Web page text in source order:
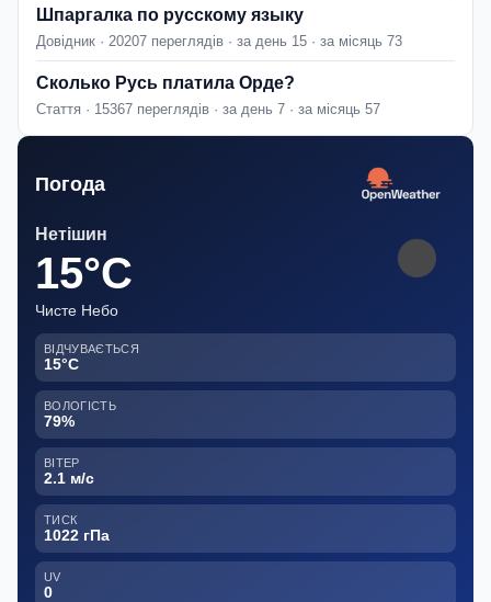
Шпаргалка по русскому языку
Довідник · 20207 переглядів · за день 15 · за місяць 73
Сколько Русь платила Орде?
Стаття · 15367 переглядів · за день 7 · за місяць 57
Погода
Нетішин
15°C
Чисте Небо
ВІДЧУВАЄТЬСЯ
15°C
ВОЛОГІСТЬ
79%
ВІТЕР
2.1 м/с
ТИСК
1022 гПа
UV
0